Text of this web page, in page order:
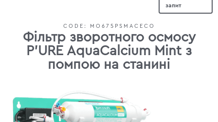
запит
CODE: MO675PSMACECO
Фільтр зворотного осмосу
P'URE AquaCalcium Mint з
помпою на станині